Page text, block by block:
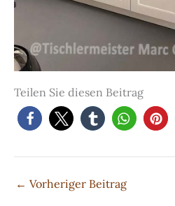
Teilen Sie diesen Beitrag
← Vorheriger Beitrag